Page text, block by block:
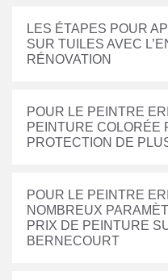
LES ÉTAPES POUR
SUR TUILES AVEC
RÉNOVATION
POUR LE PEINTRE
PEINTURE COLORÉE
PROTECTION DE
POUR LE PEINTRE
NOMBREUX
PRIX DE PEINTURE
BERNECOURT